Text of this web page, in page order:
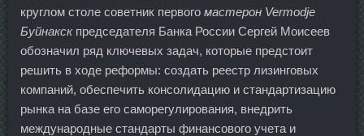
круглом столе советник первого мастерон Vermodje
Буйнакскпредседателя Банка России Сергей Моисеев
обозначил ряд ключевых задач, которые предстоит
решить в ходе реформы: создать реестр лизинговых
компаний, обеспечить консолидацию и стандартизацию
рынка на базе его саморегулирования, внедрить
международные стандарты финансового учета и